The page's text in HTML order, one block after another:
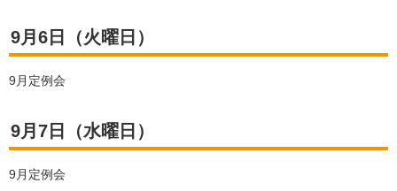
9月6日（火曜日）
9月定例会
9月7日（水曜日）
9月定例会